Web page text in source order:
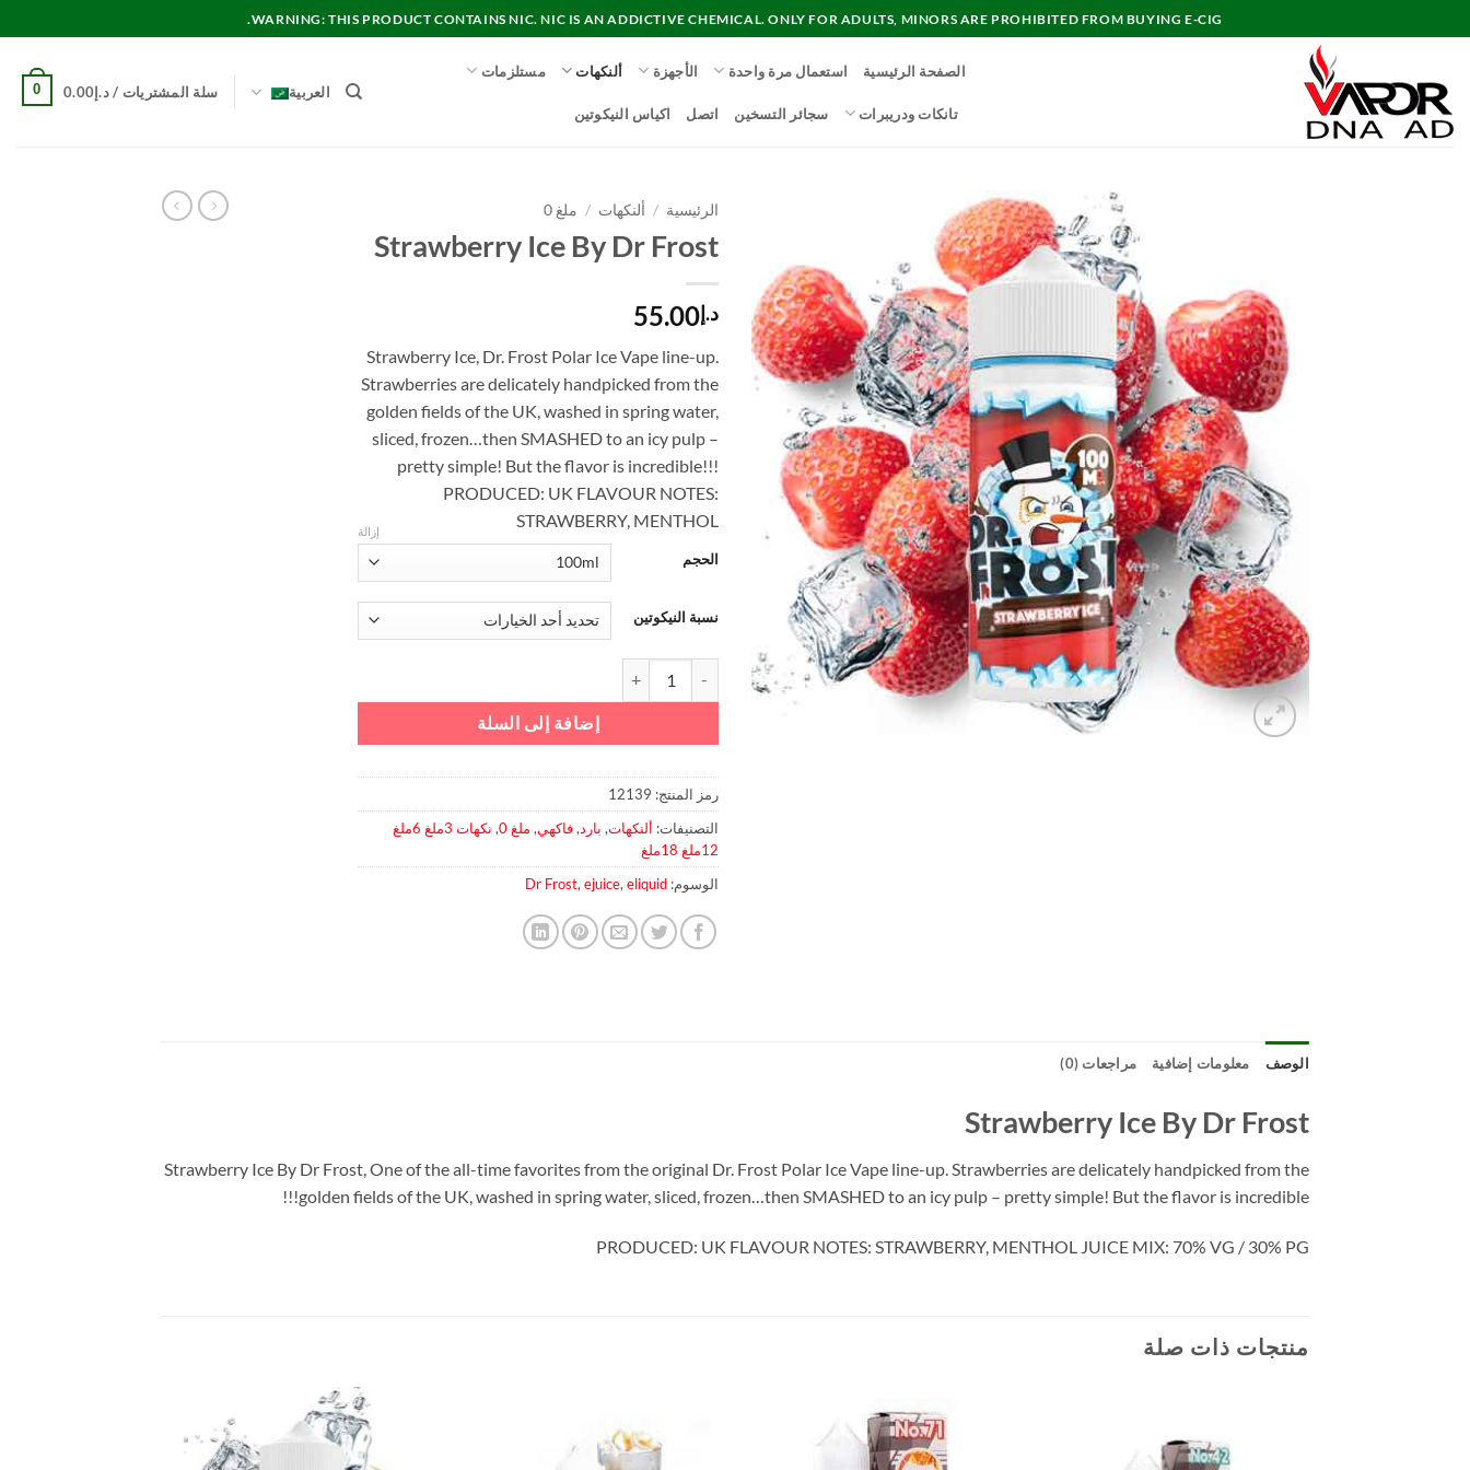
للمحتوى
WARNING: THIS PRODUCT CONTAINS NIC. NIC IS AN ADDICTIVE CHEMICAL. ONLY FOR ADULTS, MINORS ARE PROHIBITED FROM BUYING E-CIG.
الصفحة الرئيسية استعمال مرة واحدة الأجهزة ألنكهات مستلزمات
تانكات ودريبرات سجائر التسخين اتصل اكياس النيكوتين
العربية سلة المشتريات /د.إ0.00
0
الرئيسية / ألنكهات / ملغ 0
Strawberry Ice By Dr Frost
د.إ55.00
Strawberry Ice, Dr. Frost Polar Ice Vape line-up.
Strawberries are delicately handpicked from the
golden fields of the UK, washed in spring water,
sliced, frozen…then SMASHED to an icy pulp –
pretty simple! But the flavor is incredible!!!
PRODUCED: UK FLAVOUR NOTES:
STRAWBERRY, MENTHOL
الحجم
نسبة النيكوتين
إزالة
إضافة إلى السلة
رمز المنتج: 12139
التصنيفات: ألنكهات, بارد,فاكهي, ملغ 0 ,
نكهات 3ملغ 6ملغ
12ملغ 18ملغ
الوسوم:
Dr Frost, ejuice, eliquid
الوصف معلومات إضافية مراجعات (0)
Strawberry Ice By Dr Frost
Strawberry Ice By Dr Frost, One of the all-time favorites from the original Dr. Frost Polar Ice Vape line-up. Strawberries are delicately handpicked from the
golden fields of the UK, washed in spring water, sliced, frozen…then SMASHED to an icy pulp – pretty simple! But the flavor is incredible!!!
PRODUCED: UK FLAVOUR NOTES: STRAWBERRY, MENTHOL JUICE MIX: 70% VG / 30% PG
منتجات ذات صلة